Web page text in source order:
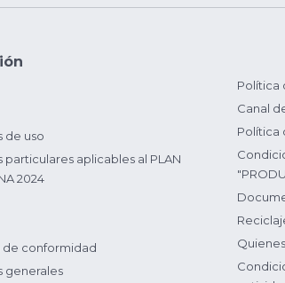
de uso
particulares aplicables al PLAN
2024
de conformidad
generales
Política
Canal
Política